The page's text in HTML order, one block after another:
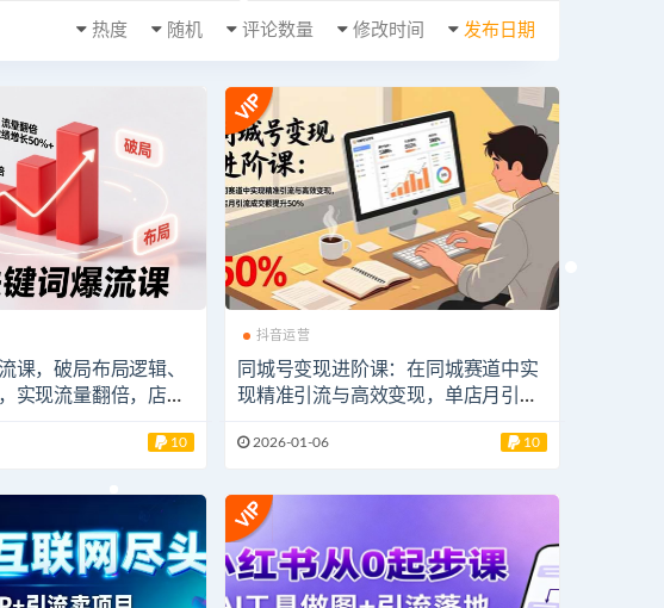
发布日期
修改时间
评论数量
随机
热度
课，破局布局逻辑、
实现流量翻倍，店铺
10
抖音运营
同城号变现进阶课：在同城赛道中实
现精准引流与高效变现，单店月引流
2026-01-06 10